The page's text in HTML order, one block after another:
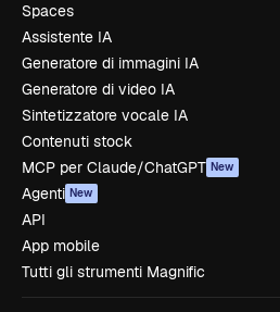
Spaces
Assistente IA
Generatore di immagini IA
Generatore di video IA
Sintetizzatore vocale IA
Contenuti stock
MCP per Claude/ChatGPT New
Agenti New
API
App mobile
Tutti gli strumenti Magnific